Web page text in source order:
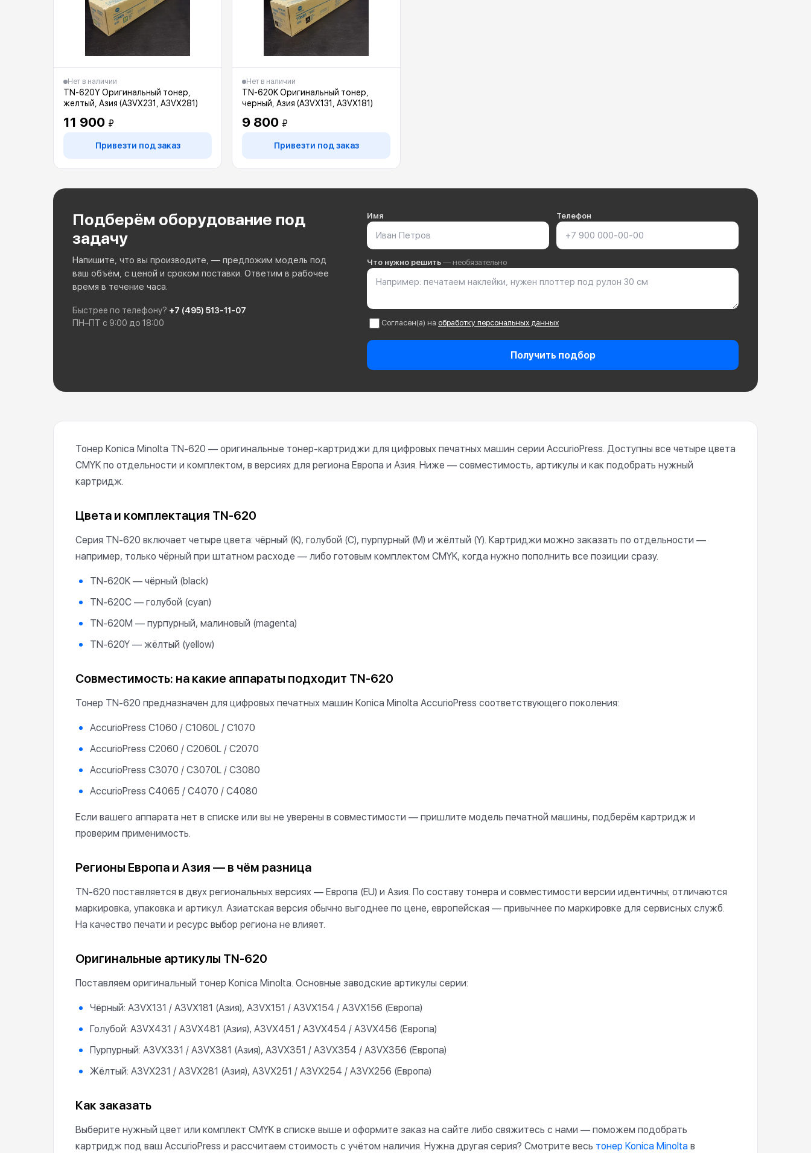
Нет в наличии
TN-620Y Оригинальный тонер,
желтый, Азия (A3VX231, A3VX281)
11 900 ₽
Привезти под заказ
Нет в наличии
TN-620K Оригинальный тонер,
черный, Азия (A3VX131, A3VX181)
9 800 ₽
Привезти под заказ
Подберём оборудование под
задачу
Напишите, что вы производите, — предложим модель под
ваш объём, с ценой и сроком поставки. Ответим в рабочее
время в течение часа.
Быстрее по телефону? +7 (495) 513-11-07
ПН–ПТ с 9:00 до 18:00
Имя Телефон
Что нужно решить — необязательно
Согласен(а) на обработку персональных данных
Получить подбор
Тонер Konica Minolta TN-620 — оригинальные тонер-картриджи для цифровых печатных машин серии AccurioPress. Доступны все четыре цвета
CMYK по отдельности и комплектом, в версиях для региона Европа и Азия. Ниже — совместимость, артикулы и как подобрать нужный
картридж.
Цвета и комплектация TN-620
Серия TN-620 включает четыре цвета: чёрный (K), голубой (C), пурпурный (M) и жёлтый (Y). Картриджи можно заказать по отдельности —
например, только чёрный при штатном расходе — либо готовым комплектом CMYK, когда нужно пополнить все позиции сразу.
TN-620K — чёрный (black)
TN-620C — голубой (cyan)
TN-620M — пурпурный, малиновый (magenta)
TN-620Y — жёлтый (yellow)
Совместимость: на какие аппараты подходит TN-620
Тонер TN-620 предназначен для цифровых печатных машин Konica Minolta AccurioPress соответствующего поколения:
AccurioPress C1060 / C1060L / C1070
AccurioPress C2060 / C2060L / C2070
AccurioPress C3070 / C3070L / C3080
AccurioPress C4065 / C4070 / C4080
Если вашего аппарата нет в списке или вы не уверены в совместимости — пришлите модель печатной машины, подберём картридж и
проверим применимость.
Регионы Европа и Азия — в чём разница
TN-620 поставляется в двух региональных версиях — Европа (EU) и Азия. По составу тонера и совместимости версии идентичны; отличаются
маркировка, упаковка и артикул. Азиатская версия обычно выгоднее по цене, европейская — привычнее по маркировке для сервисных служб.
На качество печати и ресурс выбор региона не влияет.
Оригинальные артикулы TN-620
Поставляем оригинальный тонер Konica Minolta. Основные заводские артикулы серии:
Чёрный: A3VX131 / A3VX181 (Азия), A3VX151 / A3VX154 / A3VX156 (Европа)
Голубой: A3VX431 / A3VX481 (Азия), A3VX451 / A3VX454 / A3VX456 (Европа)
Пурпурный: A3VX331 / A3VX381 (Азия), A3VX351 / A3VX354 / A3VX356 (Европа)
Жёлтый: A3VX231 / A3VX281 (Азия), A3VX251 / A3VX254 / A3VX256 (Европа)
Как заказать
Выберите нужный цвет или комплект CMYK в списке выше и оформите заказ на сайте либо свяжитесь с нами — поможем подобрать
картридж под ваш AccurioPress и рассчитаем стоимость с учётом наличия. Нужна другая серия? Смотрите весь тонер Konica Minolta в